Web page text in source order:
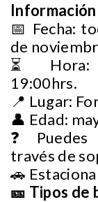
Información
📅 Fecha:
de
⏳ Hora:
19:00hrs.
📍 Lugar:
👤 Edad:
❓ Puedes
través de
🚗
🎫 Tipos de